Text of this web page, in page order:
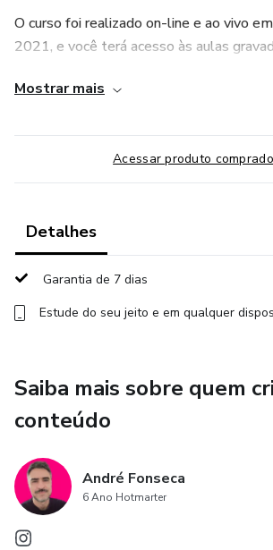
O curso foi realizado on-line e ao vivo
2021, e você terá acesso às aulas
Mostrar mais
Acessar produto comprado
Detalhes
Garantia de 7 dias
Estude do seu jeito e em qualquer
Saiba mais sobre quem
conteúdo
André Fonseca
6 Ano Hotmarter